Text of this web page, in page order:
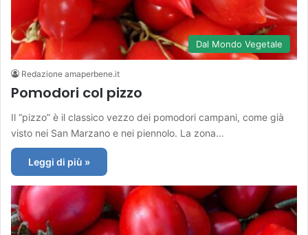
Dal Mondo Vegetale
Redazione amaperbene.it
Pomodori col pizzo
Il “pizzo” è il classico vezzo dei pomodori campani, come già
visto nei San Marzano e nei piennolo. La zona…
Leggi di più »